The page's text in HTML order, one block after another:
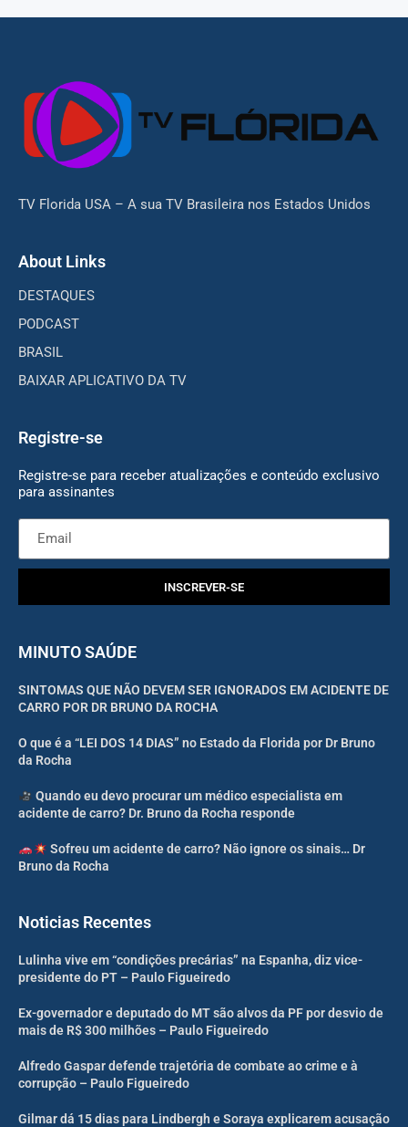
TV Florida USA – A sua TV Brasileira nos Estados Unidos
About Links
DESTAQUES
PODCAST
BRASIL
BAIXAR APLICATIVO DA TV
Registre-se
Registre-se para receber atualizações e conteúdo exclusivo
para assinantes
INSCREVER-SE
MINUTO SAÚDE
SINTOMAS QUE NÃO DEVEM SER IGNORADOS EM ACIDENTE DE
CARRO POR DR BRUNO DA ROCHA
O que é a “LEI DOS 14 DIAS” no Estado da Florida por Dr Bruno
da Rocha
Quando eu devo procurar um médico especialista em
acidente de carro? Dr. Bruno da Rocha responde
Sofreu um acidente de carro? Não ignore os sinais… Dr
Bruno da Rocha
Noticias Recentes
Lulinha vive em “condições precárias” na Espanha, diz vice-
presidente do PT – Paulo Figueiredo
Ex-governador e deputado do MT são alvos da PF por desvio de
mais de R$ 300 milhões – Paulo Figueiredo
Alfredo Gaspar defende trajetória de combate ao crime e à
corrupção – Paulo Figueiredo
Gilmar dá 15 dias para Lindbergh e Soraya explicarem acusação